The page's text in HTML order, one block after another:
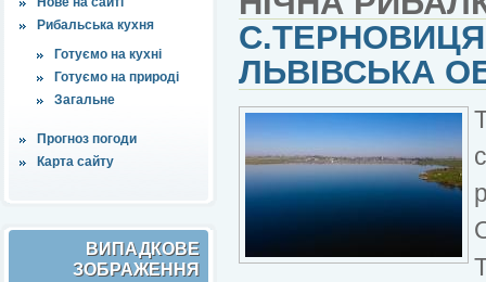
Рибальська кухня
Готуємо на кухні
Готуємо на природі
Загальне
Прогноз погоди
Карта сайту
ВИПАДКОВЕ
ЗОБРАЖЕННЯ
ЛЬВІВСЬКА